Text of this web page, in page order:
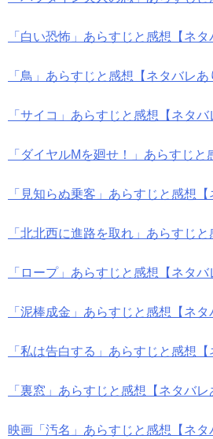
「白い恐怖」あらすじと感想【ネタ
「鳥」あらすじと感想【ネタバレあ
「サイコ」あらすじと感想【ネタバ
「ダイヤルMを廻せ！」あらすじと
「見知らぬ乗客」あらすじと感想【
「北北西に進路を取れ」あらすじと
「ロープ」あらすじと感想【ネタバ
「泥棒成金」あらすじと感想【ネタ
「私は告白する」あらすじと感想【
「裏窓」あらすじと感想【ネタバレ
映画「汚名」あらすじと感想【ネ